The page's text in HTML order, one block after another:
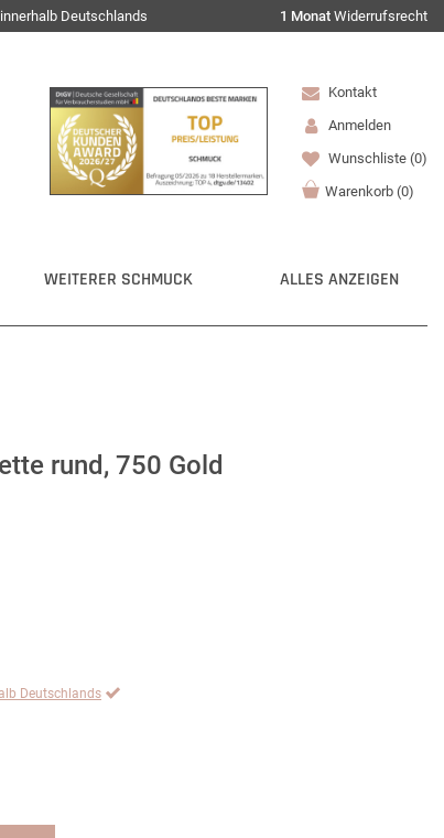
innerhalb Deutschlands 1 Monat Widerrufsrecht
Kontakt
Anmelden
Wunschliste (0)
Warenkorb (0)
WEITERER SCHMUCK ALLES ANZEIGEN
rund, 750 Gold
Deutschlands